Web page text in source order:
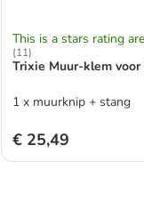
This is a stars rating
(11)
Trixie Muur-klem
1 x muurknip + stang
€ 25,49